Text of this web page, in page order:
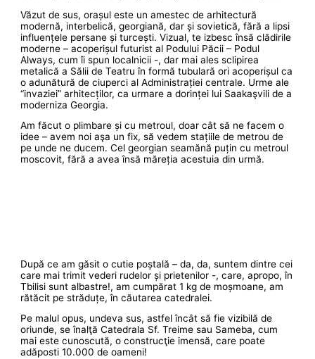
Văzut de sus, orașul este un amestec de arhitectură
modernă, interbelică, georgiană, dar și sovietică, fără a lipsi
influențele persane și turcești. Vizual, te izbesc însă clădirile
moderne – acoperișul futurist al Podului Păcii – Podul
Always, cum îi spun localnicii -, dar mai ales sclipirea
metalică a Sălii de Teatru în formă tubulară ori acoperișul ca
o adunătură de ciuperci al Administrației centrale. Urme ale
“invaziei” arhitecților, ca urmare a dorinței lui Saakaşvili de a
moderniza Georgia.
Am făcut o plimbare și cu metroul, doar cât să ne facem o
idee – avem noi aşa un fix, să vedem stațiile de metrou de
pe unde ne ducem. Cel georgian seamănă puțin cu metroul
moscovit, fără a avea însă măreția acestuia din urmă.
După ce am găsit o cutie poștală – da, da, suntem dintre cei
care mai trimit vederi rudelor și prietenilor -, care, apropo, în
Tbilisi sunt albastre!, am cumpărat 1 kg de moșmoane, am
rătăcit pe străduțe, în căutarea catedralei.
Pe malul opus, undeva sus, astfel încât să fie vizibilă de
oriunde, se înalţă Catedrala Sf. Treime sau Sameba, cum
mai este cunoscută, o construcţie imensă, care poate
adăposti 10.000 de oameni!